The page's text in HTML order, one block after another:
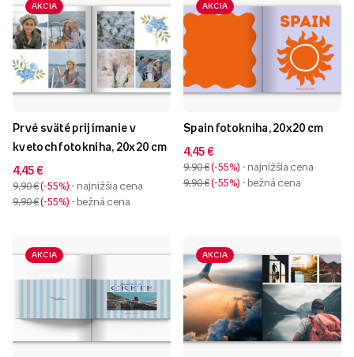
AKCIA
Prvé sväté prijímanie v
kvetoch fotokniha, 20x20 cm
4,45 €
9,90 € -55% - najnižšia cena
9,90 € -55% - bežná cena
AKCIA
Spain fotokniha, 20x20 cm
4,45 €
9,90 € -55% - najnižšia cena
9,90 € -55% - bežná cena
AKCIA AKCIA